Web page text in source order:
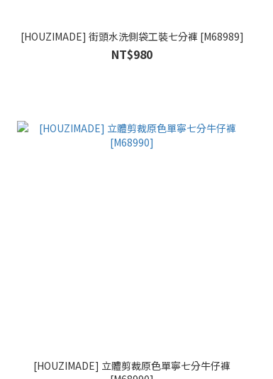
[HOUZIMADE] 街頭水洗側袋工裝七分褲 [M68989]
NT$980
[HOUZIMADE] 立體剪裁原色單寧七分牛仔褲